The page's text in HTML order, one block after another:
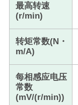
最高转速
(r/min)
转矩常数(N・
m/A)
每相感应电压
常数
(mV/(r/min))